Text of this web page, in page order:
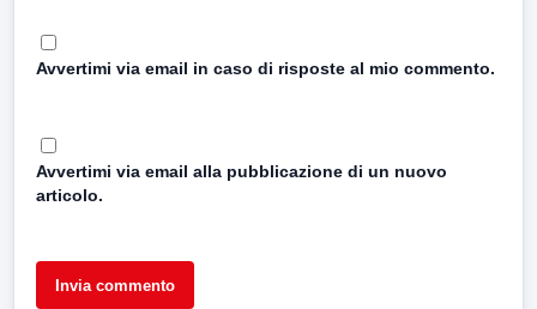
Avvertimi via email in caso di risposte al mio commento.
Avvertimi via email alla pubblicazione di un nuovo
articolo.